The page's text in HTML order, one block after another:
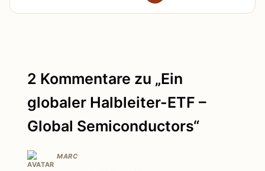
2 Kommentare zu „Ein
globaler Halbleiter-ETF –
Global Semiconductors“
MARC